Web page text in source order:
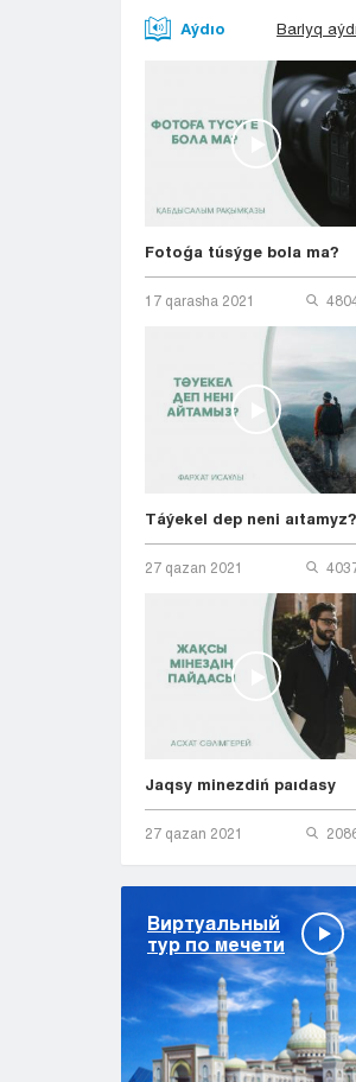
Aýdıo Barlyq
Fotoǵa túsýge bola ma?
17 qarasha 2021
Táýekel dep neni aıtamyz?
27 qazan 2021
Jaqsy minezdiń paıdasy
27 qazan 2021
Виртуальный
тур по мечети